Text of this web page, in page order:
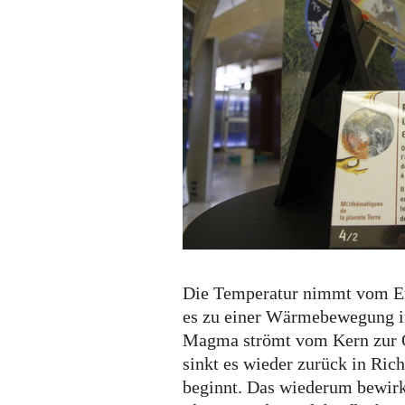
Die Temperatur nimmt vom
es zu einer
Magma strömt vom Kern zur
sinkt es wieder zurück in
beginnt. Das wiederum